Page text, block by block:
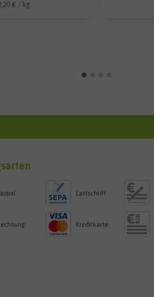
2,20 € / kg
Lastschrift
Kreditkarte